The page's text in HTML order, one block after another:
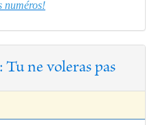
numéros!
ne voleras pas